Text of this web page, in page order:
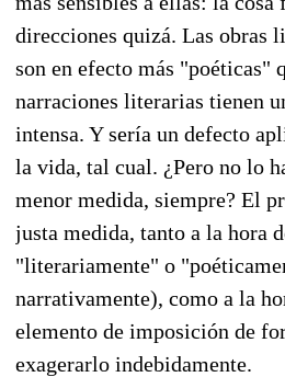
direcciones quizá. Las obras
son en efecto más "poéticas"
narraciones literarias tienen
intensa. Y sería un defecto
la vida, tal cual. ¿Pero no lo
menor medida, siempre? El
justa medida, tanto a la hora
"literariamente" o
narrativamente), como a la
elemento de imposición de
exagerarlo indebidamente.